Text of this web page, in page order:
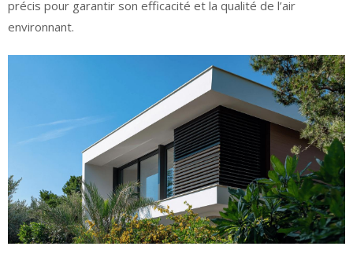
précis pour garantir son efficacité et la qualité de l’air
environnant.